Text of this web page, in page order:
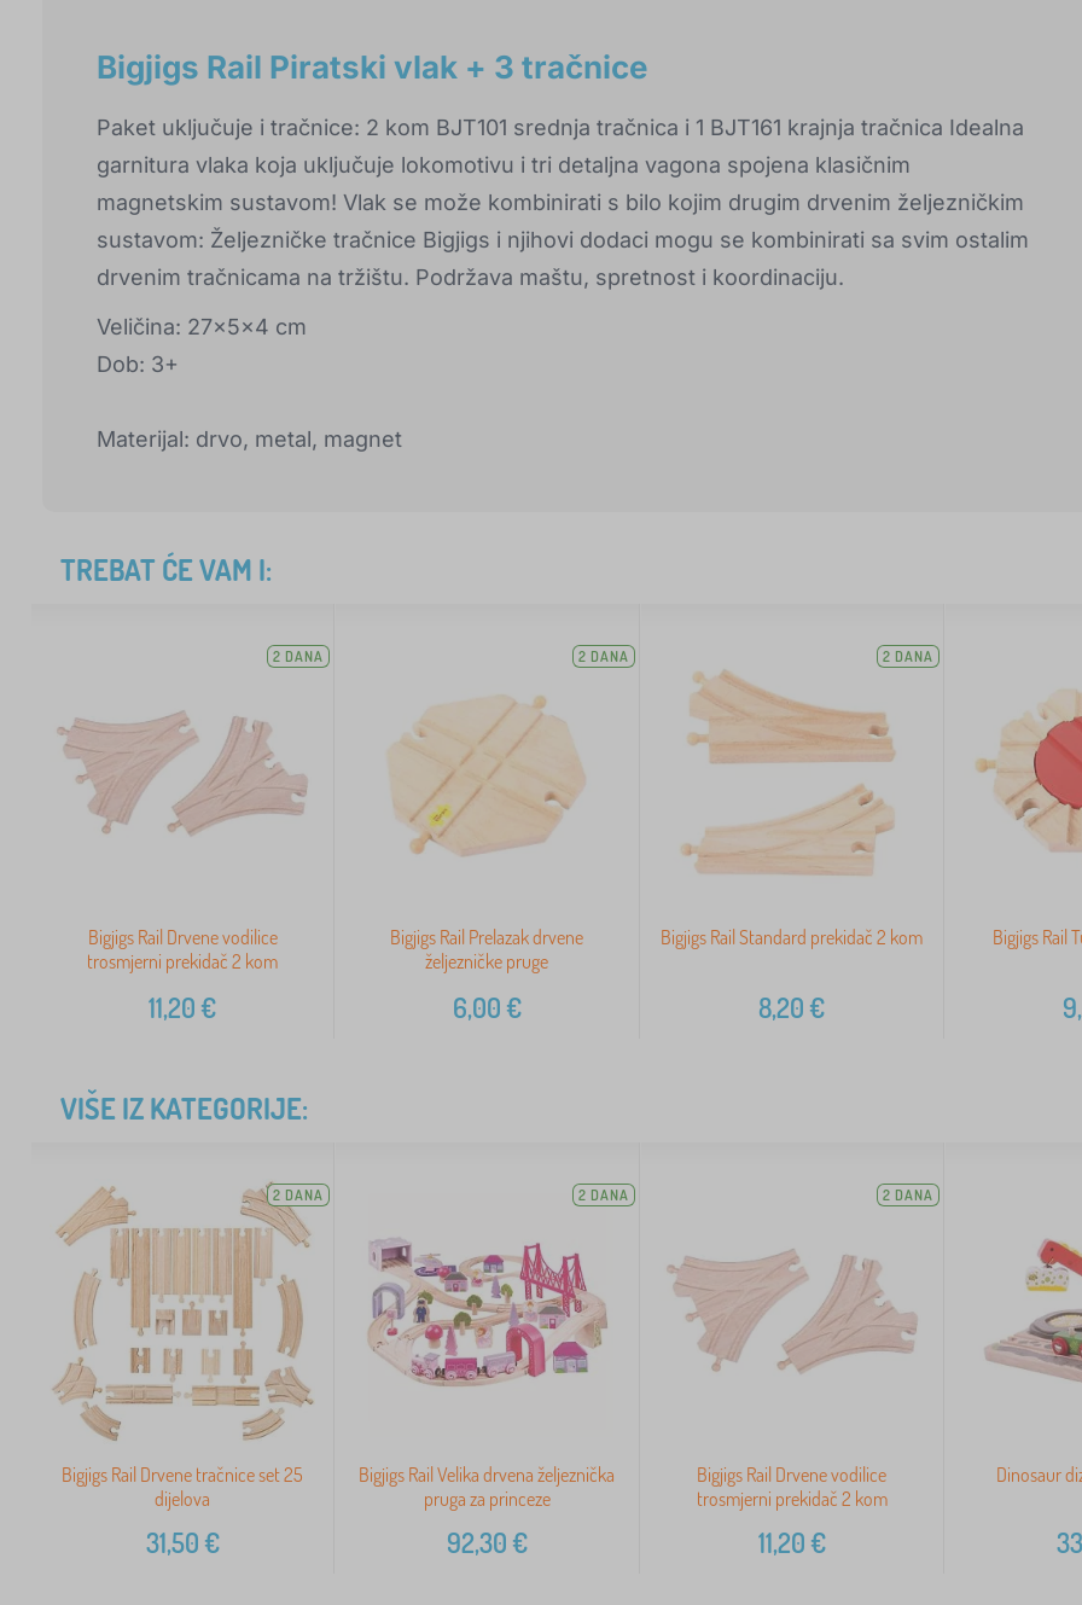
Bigjigs Rail Piratski vlak + 3 tračnice
Paket uključuje i tračnice: 2 kom BJT101 srednja tračnica i 1 BJT161 krajnja tračnica Idealna
garnitura vlaka koja uključuje lokomotivu i tri detaljna vagona spojena klasičnim
magnetskim sustavom! Vlak se može kombinirati s bilo kojim drugim drvenim željezničkim
sustavom: Željezničke tračnice Bigjigs i njihovi dodaci mogu se kombinirati sa svim ostalim
drvenim tračnicama na tržištu. Podržava maštu, spretnost i koordinaciju.
Veličina: 27x5x4 cm
Dob: 3+
Materijal: drvo, metal, magnet
TREBAT ĆE VAM I:
2 DANA
Bigjigs Rail Drvene vodilice
trosmjerni prekidač 2 kom
11,20€
2 DANA
Bigjigs Rail Prelazak drvene
željezničke pruge
6,00€
2 DANA
Bigjigs Rail Standard prekidač 2 kom
8,20€
Bigjigs Rail
VIŠE IZ KATEGORIJE:
2 DANA
Bigjigs Rail Drvene tračnice set 25
dijelova
31,50€
2 DANA
Bigjigs Rail Velika drvena željeznička
pruga za princeze
92,30€
2 DANA
Bigjigs Rail Drvene vodilice
trosmjerni prekidač 2 kom
11,20€
Dinosaur